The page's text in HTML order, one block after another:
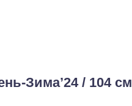
Зима’24 / 104 см